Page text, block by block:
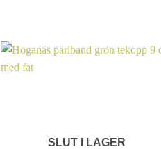
SLUT I LAGER